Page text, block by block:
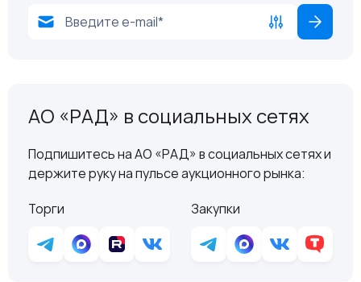
АО «РАД» в социальных сетях
Подпишитесь на АО «РАД» в социальных сетях и
держите руку на пульсе аукционного рынка:
Торги
Закупки